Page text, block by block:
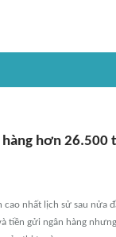
hơn 26.500
nhất lịch sử sau nửa
tiền gửi ngân hàng